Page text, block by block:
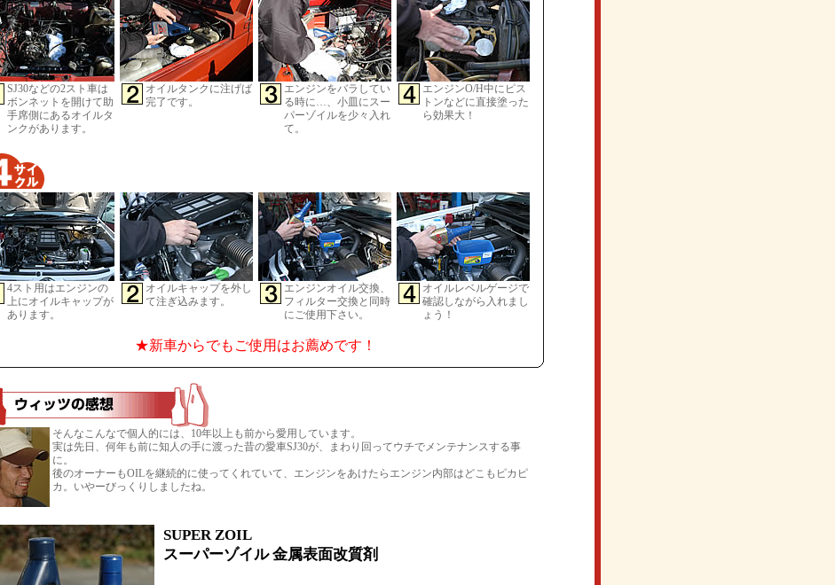
SJ30などの2スト車は
ボンネットを開けて助
手席側にあるオイルタ
ンクがあります。
オイルタンクに注げば
完了です。
エンジンをバラしてい
る時に…、小皿にスー
パーゾイルを少々入れ
て。
エンジンO/H中にピス
トンなどに直接塗った
ら効果大！
4スト用はエンジンの
上にオイルキャップが
あります。
オイルキャップを外し
て注ぎ込みます。
エンジンオイル交換、
フィルター交換と同時
にご使用下さい。
オイルレベルゲージで
確認しながら入れまし
ょう！
★新車からでもご使用はお薦めです！
そんなこんなで個人的には、10年以上も前から愛用しています。
実は先日、何年も前に知人の手に渡った昔の愛車SJ30が、まわり回ってウチでメンテナンスする事
に。
後のオーナーもOILを継続的に使ってくれていて、エンジンをあけたらエンジン内部はどこもピカピ
カ。いやーびっくりしましたね。
SUPER ZOIL
スーパーゾイル 金属表面改質剤